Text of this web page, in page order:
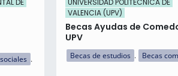
DE
UNIVERSIDAD POLITÉCNICA DE
VALENCIA (UPV)
Becas Ayudas de
UPV
Becas de estudios Becas